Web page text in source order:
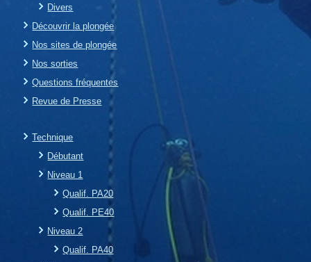
Divers
Découvrir la plongée
Nos sites de plongée
Nos sorties
Questions fréquentes
Revue de Presse
Technique
Débutant
Niveau 1
Qualif. PA20
Qualif. PE40
Niveau 2
Qualif. PA40